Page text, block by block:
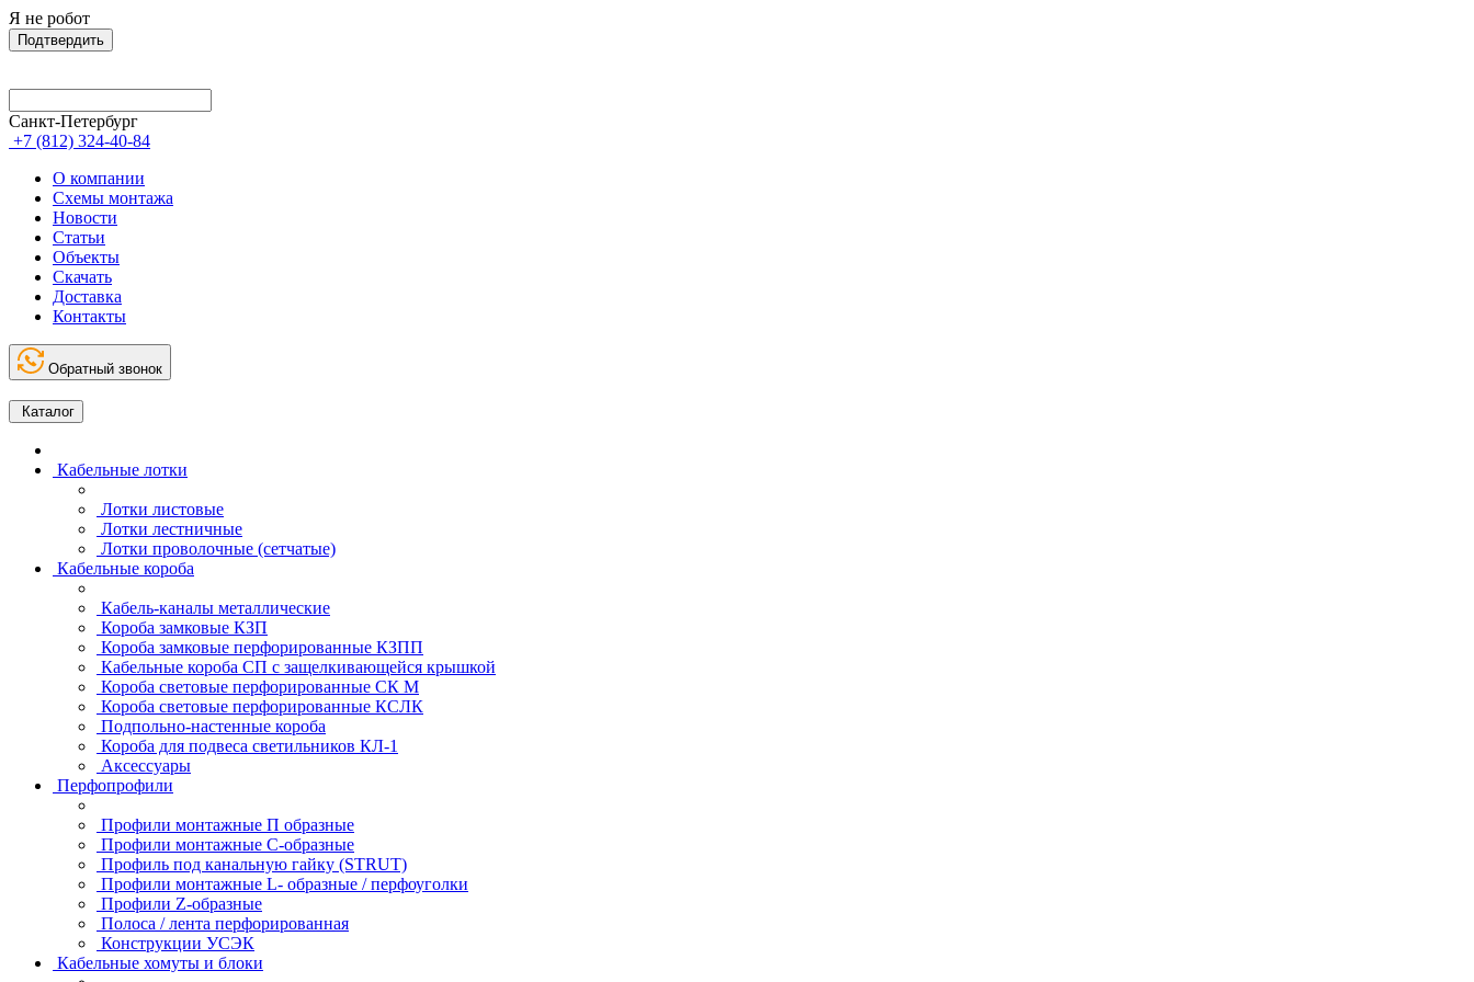
Я не робот
Подтвердить
Санкт-Петербург
+7 (812) 324-40-84
О компании
Схемы монтажа
Новости
Статьи
Объекты
Скачать
Доставка
Контакты
Обратный звонок
Каталог
Кабельные лотки
Лотки листовые
Лотки лестничные
Лотки проволочные (сетчатые)
Кабельные короба
Кабель-каналы металлические
Короба замковые КЗП
Короба замковые перфорированные КЗПП
Кабельные короба СП с защелкивающейся крышкой
Короба световые перфорированные СК М
Короба световые перфорированные КСЛК
Подпольно-настенные короба
Короба для подвеса светильников КЛ-1
Аксессуары
Перфопрофили
Профили монтажные П образные
Профили монтажные C-образные
Профиль под канальную гайку (STRUT)
Профили монтажные L- образные / перфоуголки
Профили Z-образные
Полоса / лента перфорированная
Конструкции УСЭК
Кабельные хомуты и блоки